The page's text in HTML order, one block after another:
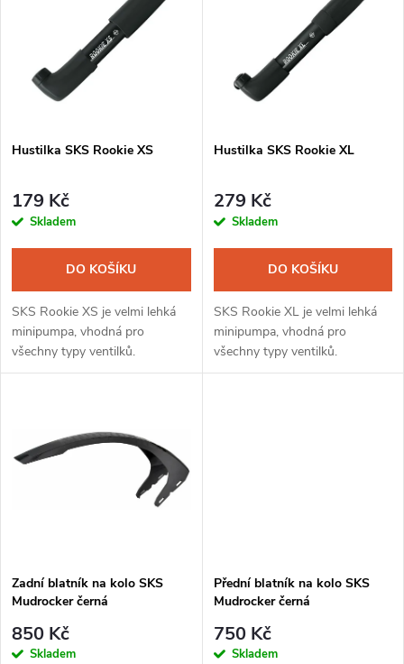
p
r
o
d
u
s
p
r
d
u
t
Hustilka SKS Rookie XS
179 Kč
Skladem
DO KOŠÍKU
SKS Rookie XS je velmi lehká
minipumpa, vhodná pro
všechny typy ventilků.
Hustilka SKS Rookie XL
279 Kč
Skladem
DO KOŠÍKU
SKS Rookie XL je velmi lehká
minipumpa, vhodná pro
všechny typy ventilků.
Zadní blatník na kolo SKS
Mudrocker černá
850 Kč
Skladem
Přední blatník na kolo SKS
Mudrocker černá
750 Kč
Skladem